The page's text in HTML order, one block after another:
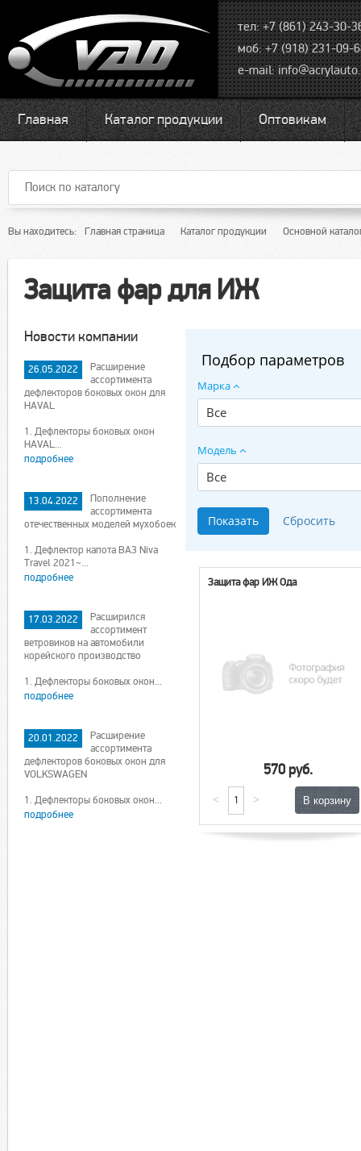
тел: +7 (861) 243-30-
моб: +7 (918) 231-09-
e-mail:
Главная Каталог продукции Оптовикам
Вы находитесь: Главная страница Каталог продукции Основной
Защита фар для ИЖ
Новости компании
26.05.2022
Расширение
ассортимента
дефлекторов боковых окон для
HAVAL
1. Дефлекторы боковых окон
HAVAL...
подробнее
13.04.2022
Пополнение
ассортимента
отечественных моделей мухобоек
1. Дефлектор капота ВАЗ Niva
Travel 2021~...
подробнее
17.03.2022
Расширился
ассортимент
ветровиков на автомобили
корейского производство
1. Дефлекторы боковых окон...
подробнее
20.01.2022
Расширение
ассортимента
дефлекторов боковых окон для
VOLKSWAGEN
1. Дефлекторы боковых окон...
подробнее
Подбор параметров
Марка
Все
Модель
Все
Защита фар ИЖ Ода
570 руб.
< >